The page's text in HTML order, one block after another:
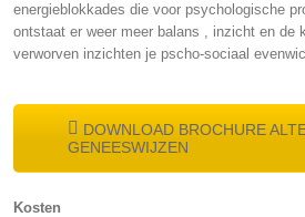
energieblokkades die voor psychologische
ontstaat er weer meer balans , inzicht en de
verworven inzichten je pscho-sociaal
DOWNLOAD BROCHURE
GENEESWIJZEN
Kosten